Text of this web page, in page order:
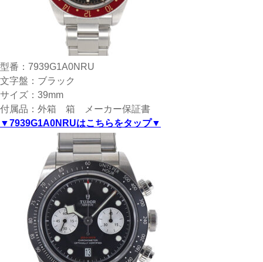
型番：7939G1A0NRU
文字盤：ブラック
サイズ：39mm
付属品：外箱 箱 メーカー保証書
▼7939G1A0NRUはこちらをタップ▼